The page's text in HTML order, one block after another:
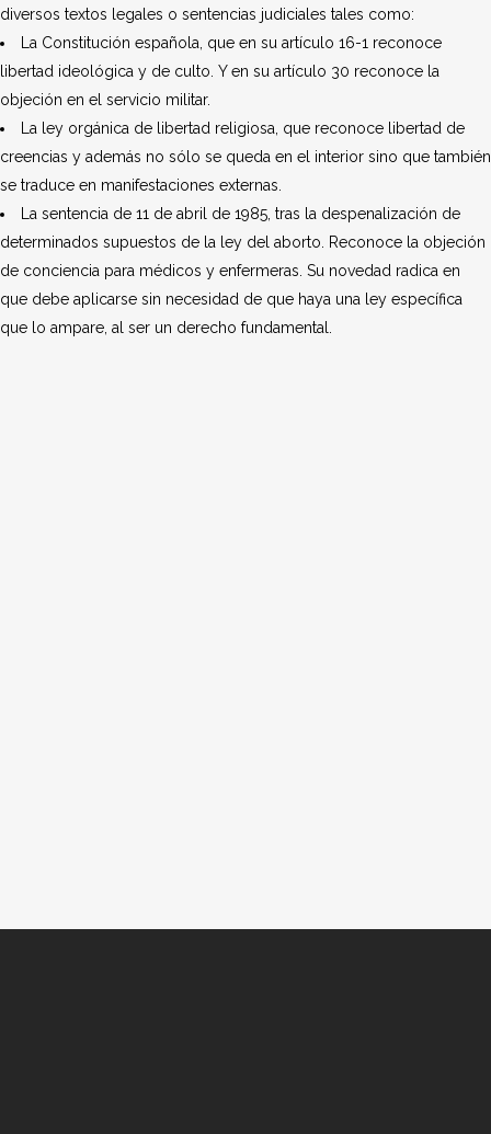
diversos textos legales o sentencias judiciales tales como:
La Constitución española, que en su artículo 16-1 reconoce
libertad ideológica y de culto. Y en su artículo 30 reconoce la
objeción en el servicio militar.
La ley orgánica de libertad religiosa, que reconoce libertad de
creencias y además no sólo se queda en el interior sino que también
se traduce en manifestaciones externas.
La sentencia de 11 de abril de 1985, tras la despenalización de
determinados supuestos de la ley del aborto. Reconoce la objeción
de conciencia para médicos y enfermeras. Su novedad radica en
que debe aplicarse sin necesidad de que haya una ley específica
que lo ampare, al ser un derecho fundamental.